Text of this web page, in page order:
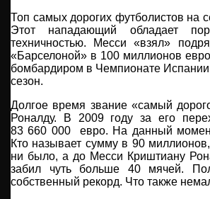
Топ самых дорогих футболистов на
Этот нападающий обладает
техничностью. Месси «взял»
«Барселоной» в 100 миллионов
бомбардиром в Чемпионате
сезон.
Долгое время звание «самый
Роналду. В 2009 году за его
83 660 000 евро. На данный
Кто называет сумму в 90
ни было, а до Месси Криштиану
забил чуть больше 40 мячей.
собственный рекорд. Что также